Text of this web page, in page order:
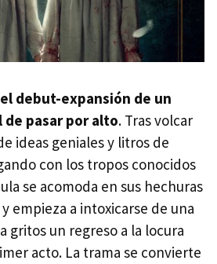
debut-expansión de un
pasar por alto. Tras volcar
ideas geniales y litros de
con los tropos conocidos
se acomoda en sus hechuras
empieza a intoxicarse de una
gritos un regreso a la locura
acto. La trama se convierte